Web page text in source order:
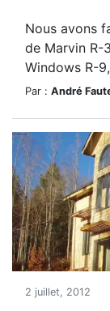
Nous avons
de Marvin R-
Windows R-
Par : André
2 juillet, 2012